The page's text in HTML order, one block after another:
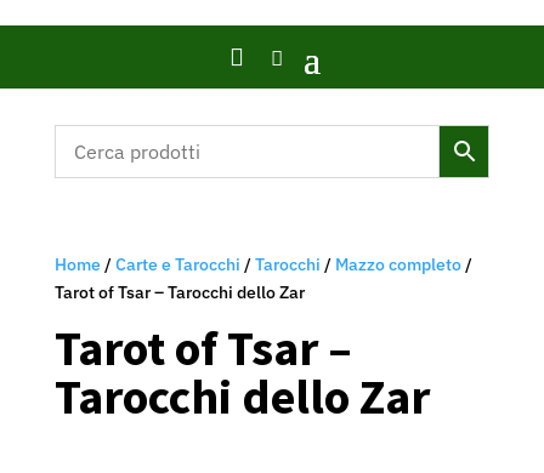

Home/Carte e Tarocchi /Tarocchi / Mazzo completo/
Tarot of Tsar – Tarocchi dello Zar
Tarot of Tsar –
Tarocchi dello Zar